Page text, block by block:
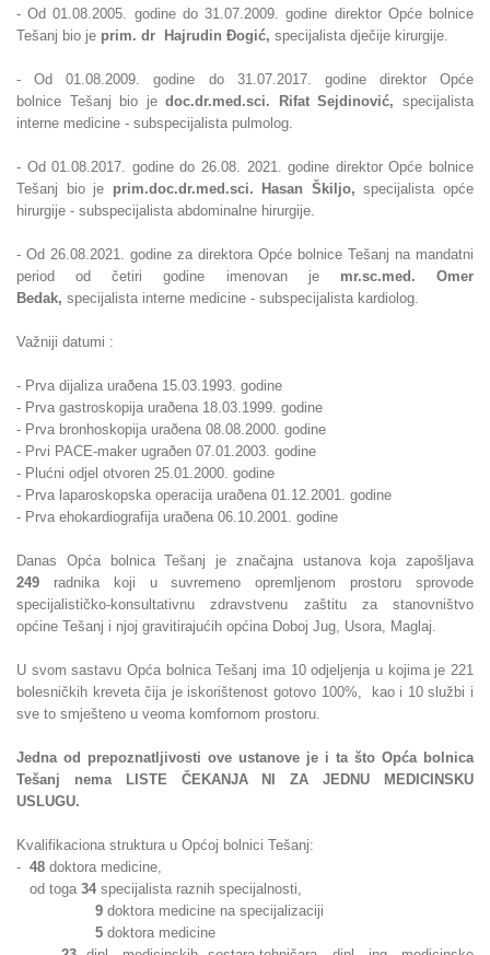
- Od 01.08.2005. godine do 31.07.2009. godine direktor Opće bolnice
Tešanj bio je prim. dr Hajrudin Ðogić, specijalista dječije kirurgije.
- Od01.08.2009. godine do 31.07.2017. godine direktor Opće
bolnice Tešanj bio jedoc.dr.med.sci. Rifat Sejdinović,specijalista
interne medicine - subspecijalista pulmolog.
- Od 01.08.2017. godine do 26.08. 2021. godine direktor Opće bolnice
Tešanj bioje prim.doc.dr.med.sci. Hasan Škiljo,specijalista opće
hirurgije - subspecijalista abdominalne hirurgije.
- Od 26.08.2021. godine za direktora Opće bolnice Tešanj na mandatni
period od četiri godine imenovan je mr.sc.med. Omer
Bedak, specijalista interne medicine - subspecijalista kardiolog.
Važniji datumi :
- Prva dijaliza uraðena 15.03.1993. godine
- Prva gastroskopija uraðena 18.03.1999. godine
- Prva bronhoskopija uraðena 08.08.2000. godine
- Prvi PACE-maker ugraðen 07.01.2003. godine
- Plućni odjel otvoren 25.01.2000. godine
- Prva laparoskopska operacija uraðena 01.12.2001. godine
- Prva ehokardiografija uraðena 06.10.2001. godine
Danas Opća bolnica Tešanj je značajna ustanova koja zapošljava
249 radnika koji u suvremeno opremljenom prostoru sprovode
specijalističko-konsultativnu zdravstvenu zaštitu za stanovništvo
općine Tešanj i njoj gravitirajućih općina Doboj Jug, Usora, Maglaj.
U svom sastavu Opća bolnica Tešanj ima 10 odjeljenja u kojima je 221
bolesničkih kreveta čija je iskorištenost gotovo 100%, kao i 10 službi i
sve to smješteno u veoma komfornom prostoru.
Jedna od prepoznatljivosti ove ustanove je i ta što Opća bolnica
Tešanj nema LISTE ČEKANJA NI ZA JEDNU MEDICINSKU
USLUGU.
Kvalifikaciona struktura u Općoj bolnici Tešanj:
- 48 doktora medicine,
od toga 34 specijalista raznih specijalnosti,
9 doktora medicine na specijalizaciji
5 doktora medicine